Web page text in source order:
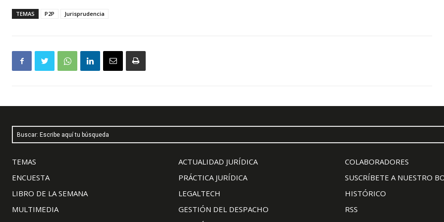
TEMAS P2P Jurisprudencia
Buscar: Escribe aquí tu búsqueda
TEMAS
ENCUESTA
LIBRO DE LA SEMANA
MULTIMEDIA
ACTUALIDAD JURÍDICA
PRÁCTICA JURÍDICA
LEGALTECH
GESTIÓN DEL DESPACHO
COLABORADORES
SUSCRÍBETE A NUESTRO
HISTÓRICO
RSS